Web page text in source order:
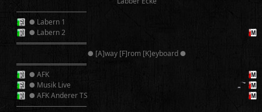
──────────
● Labern 1
● Labern 2
══════════
● [A]way [F]rom [K]eyboard ●
══════════
● AFK
● Musik Live
● AFK Anderer TS
──────────